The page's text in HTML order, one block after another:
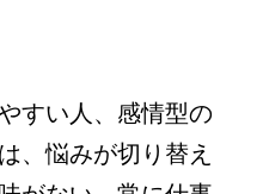
すい人、感情型の
、悩みが切り替え